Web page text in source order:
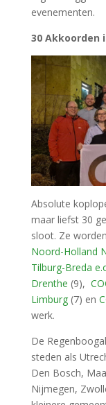
evenementen.
30 Akkoorden
Absolute
maar liefst 30
sloot. Ze
Noord-Holland
Tilburg-Breda
Drenthe (9),
Limburg(7) en
werk.
De
steden als
Den Bosch,
Nijmegen,